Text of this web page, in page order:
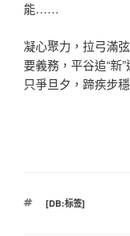
能……
凝心聚力，拉弓滿
要義務，平谷追“新”
只爭旦夕，蹄疾步穩
標
[DB:标签]